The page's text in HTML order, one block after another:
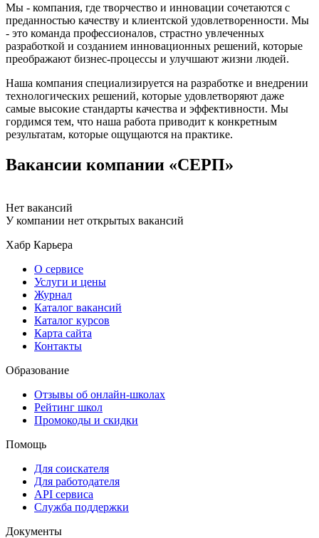
Мы - компания, где творчество и инновации сочетаются с
преданностью качеству и клиентской удовлетворенности. Мы
- это команда профессионалов, страстно увлеченных
разработкой и созданием инновационных решений, которые
преображают бизнес-процессы и улучшают жизни людей.
Наша компания специализируется на разработке и внедрении
технологических решений, которые удовлетворяют даже
самые высокие стандарты качества и эффективности. Мы
гордимся тем, что наша работа приводит к конкретным
результатам, которые ощущаются на практике.
Вакансии компании «СЕРП»
Нет вакансий
У компании нет открытых вакансий
Хабр Карьера
О сервисе
Услуги и цены
Журнал
Каталог вакансий
Каталог курсов
Карта сайта
Контакты
Образование
Отзывы об онлайн-школах
Рейтинг школ
Промокоды и скидки
Помощь
Для соискателя
Для работодателя
API сервиса
Служба поддержки
Документы